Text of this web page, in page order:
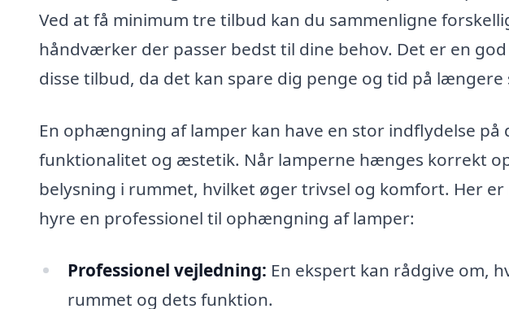
Ved at få minimum tre tilbud kan du sammenligne
håndværker der passer bedst til dine behov. Det er en
disse tilbud, da det kan spare dig penge og tid på længere
En ophængning af lamper kan have en stor indflydelse på
funktionalitet og æstetik. Når lamperne hænges korrekt
belysning i rummet, hvilket øger trivsel og komfort. Her
hyre en professionel til ophængning af lamper:
Professionel vejledning: En ekspert kan rådgive om,
rummet og dets funktion.